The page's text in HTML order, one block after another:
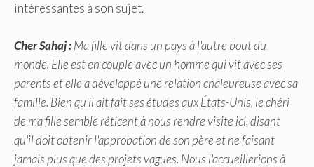
intéressantes à son sujet.
Cher Sahaj :Ma fille vit dans un pays à l'autre bout du
monde. Elle est en couple avec un homme qui vit avec ses
parents et elle a développé une relation chaleureuse avec sa
famille. Bien qu'il ait fait ses études aux États-Unis, le chéri
de ma fille semble réticent à nous rendre visite ici, disant
qu'il doit obtenir l'approbation de son père et ne faisant
jamais plus que des projets vagues. Nous l'accueillerions à